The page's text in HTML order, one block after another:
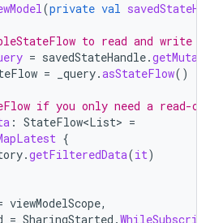
(private val
to read and write
= savedStateHandle.
= _query.asStateFlow()
if you only need a read-
: StateFlow<List> =
{
.getFilteredData(it)
viewModelScope,
= SharingStarted .